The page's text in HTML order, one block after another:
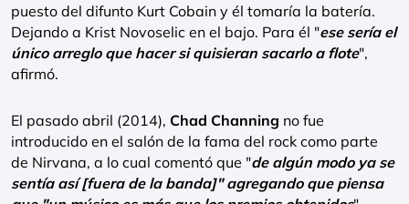
puesto del difunto Kurt Cobain y él tomaría la batería.
Dejando a Krist Novoselic en el bajo. Para él "ese sería el
único arreglo que hacer si quisieran sacarlo a flote",
afirmó.
El pasado abril (2014), Chad Channing no fue
introducido en el salón de la fama del rock como parte
de Nirvana, a lo cual comentó que "de algún modo ya se
sentía así [fuera de la banda]" agregando que piensa